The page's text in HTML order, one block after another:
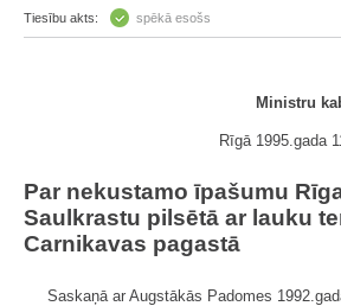
Tiesību akts: spēkā esošs
Ministru
Rīgā 1995.gada
Par nekustamo īpašumu
Saulkrastu pilsētā ar lauku
Carnikavas pagastā
Saskaņā ar Augstākās Padomes